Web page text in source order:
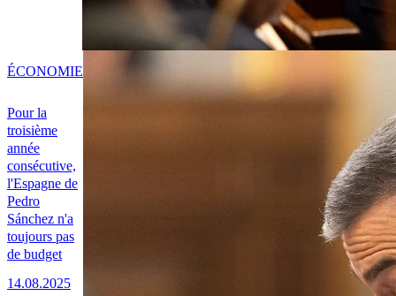
Pour la
troisième
année
consécutive,
l'Espagne de
Pedro
Sánchez n'a
toujours pas
de budget
14.08.2025
ÉCONOMIE